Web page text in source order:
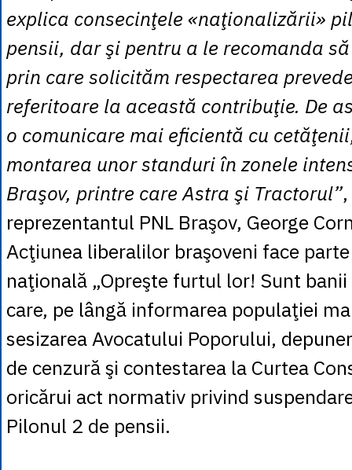
explica consecinţele «naţionalizării»
pensii, dar şi pentru a le recomanda
prin care solicităm respectarea
referitoare la această contribuţie. De
o comunicare mai eficientă cu
montarea unor standuri în zonele
Braşov, printre care Astra şi Tractorul”
reprezentantul PNL Braşov, George
Acţiunea liberalilor braşoveni face
naţională „Opreşte furtul lor! Sunt banii
care, pe lângă informarea populaţiei
sesizarea Avocatului Poporului,
de cenzură şi contestarea la Curtea
oricărui act normativ privind
Pilonul 2 de pensii.